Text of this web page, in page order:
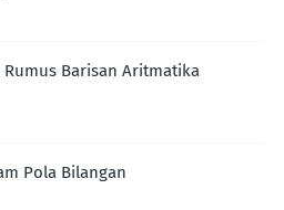
Barisan Aritmatika
Pola Bilangan